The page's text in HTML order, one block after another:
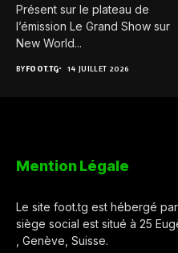
Présent sur le plateau de
l’émission Le Grand Show sur
New World...
BYFOOT.TG 14 JUILLET 2026
Mention Légale
Le site foot.tg est hébergé
siège social est situé à 25
, Genève, Suisse.